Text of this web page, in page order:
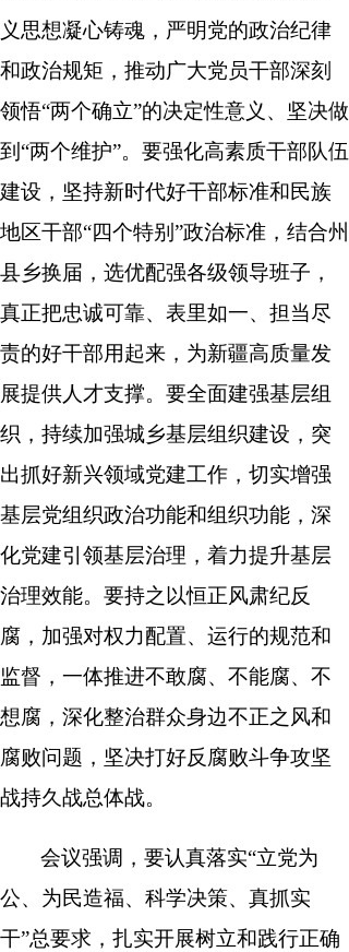
义思想凝心铸魂，严明党的政治纪律
和政治规矩，推动广大党员干部深刻
领悟“两个确立”的决定性意义、坚决做
到“两个维护”。要强化高素质干部队伍
建设，坚持新时代好干部标准和民族
地区干部“四个特别”政治标准，结合州
县乡换届，选优配强各级领导班子，
真正把忠诚可靠、表里如一、担当尽
责的好干部用起来，为新疆高质量发
展提供人才支撑。要全面建强基层组
织，持续加强城乡基层组织建设，突
出抓好新兴领域党建工作，切实增强
基层党组织政治功能和组织功能，深
化党建引领基层治理，着力提升基层
治理效能。要持之以恒正风肃纪反
腐，加强对权力配置、运行的规范和
监督，一体推进不敢腐、不能腐、不
想腐，深化整治群众身边不正之风和
腐败问题，坚决打好反腐败斗争攻坚
战持久战总体战。
会议强调，要认真落实“立党为
公、为民造福、科学决策、真抓实
干”总要求，扎实开展树立和践行正确